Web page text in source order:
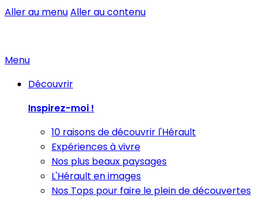
Aller au menuAller au contenu
Menu
Découvrir
Inspirez-moi !
10 raisons de découvrir l'Hérault
Expériences à vivre
Nos plus beaux paysages
L'Hérault en images
Nos Tops pour faire le plein de découvertes